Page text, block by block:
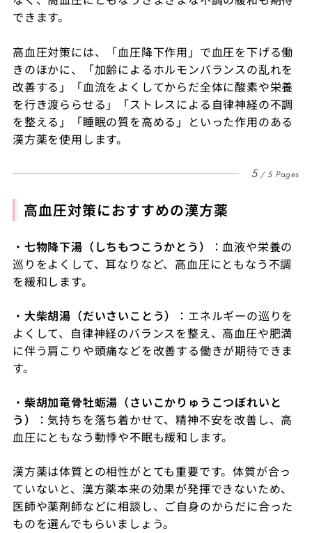
できます。
高血圧対策には、「血圧降下作用」で血圧を下げる働
きのほかに、「加齢によるホルモンバランスの乱れを
改善する」「血流をよくしてからだ全体に酸素や栄養
を行き渡ららせる」「ストレスによる自律神経の不調
を整える」「睡眠の質を高める」といった作用のある
漢方薬を使用します。
5 5 Pages
高血圧対策におすすめの漢方薬
・ 七物降下湯（しちもつこうかとう）
：血液や栄養の
巡りをよくして、耳なりなど、高血圧にともなう不調
を緩和します。
・ 大柴胡湯（だいさいことう）
：エネルギーの巡りを
よくして、自律神経のバランスを整え、高血圧や肥満
に伴う肩こりや頭痛などを改善する働きが期待できま
す。
・ 柴胡加竜骨牡蛎湯（さいこかりゅうこつぼれいと
う）
：気持ちを落ち着かせて、精神不安を改善し、高
血圧にともなう動悸や不眠も緩和します。
漢方薬は体質との相性がとても重要です。体質が合っ
ていないと、漢方薬本来の効果が発揮できないため、
医師や薬剤師などに相談し、ご自身のからだに合った
ものを選んでもらいましょう。